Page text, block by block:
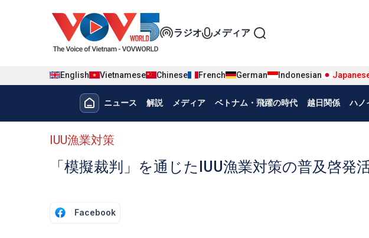
Đa phương tiện tiếng
ラジオ メディア
English Vietnamese Chinese French German Indonesian
Menu trang chủ tiếng nhật
ニュース 解説 メディア ベトナム・飛躍の時代 越日関係 ハノ
menu phụ tiếng Nhật
IUU漁業対策
「模擬裁判」を通じたIUU漁業対策の普及啓発
Facebook